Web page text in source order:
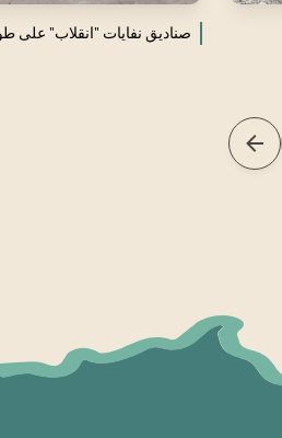
صناديق نفايات "انقلاب" على